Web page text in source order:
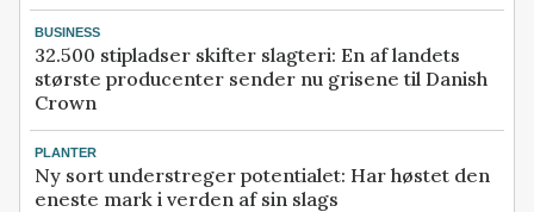
BUSINESS
32.500 stipladser skifter slagteri: En af landets
største producenter sender nu grisene til Danish
Crown
PLANTER
Ny sort understreger potentialet: Har høstet den
eneste mark i verden af sin slags